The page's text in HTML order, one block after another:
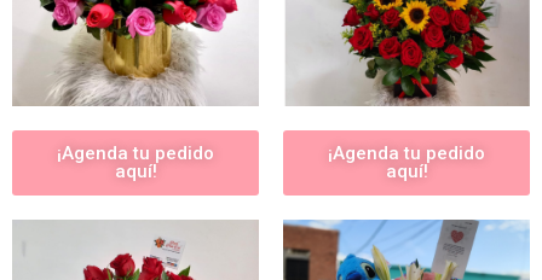
¡Agenda tu pedido
aquí!
¡Agenda tu pedido
aquí!